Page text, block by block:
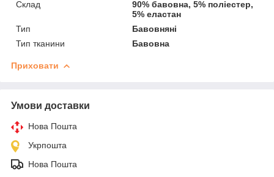
Склад
90% бавовна, 5% поліестер,
5% еластан
Тип
Бавовняні
Тип тканини
Бавовна
Приховати
Умови доставки
Нова Пошта
Укрпошта
Нова Пошта